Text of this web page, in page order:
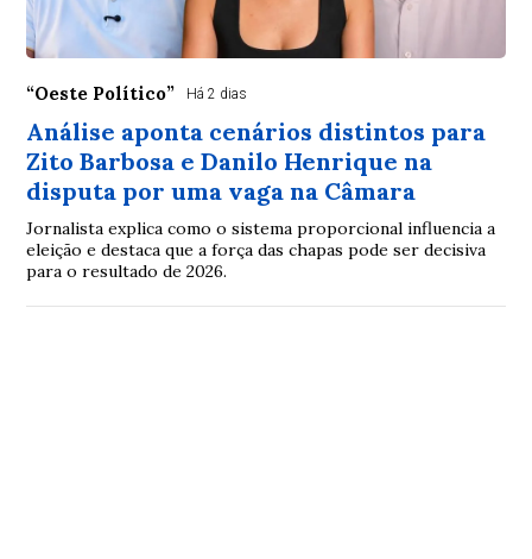
“Oeste Político” Há 2 dias
Análise aponta cenários distintos para
Zito Barbosa e Danilo Henrique na
disputa por uma vaga na Câmara
Jornalista explica como o sistema proporcional influencia a
eleição e destaca que a força das chapas pode ser decisiva
para o resultado de 2026.